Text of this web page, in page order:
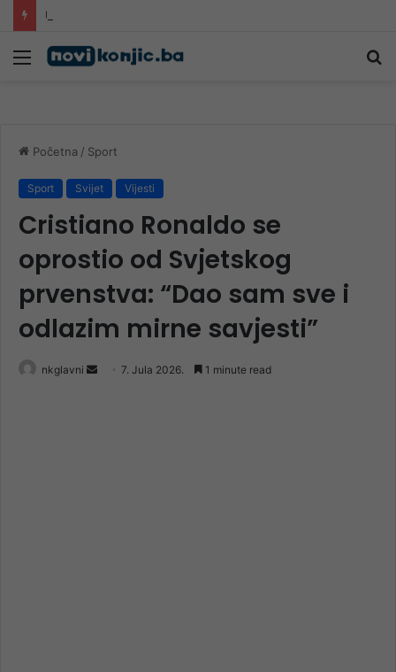
U nedjelju manifestacija “Drežanjsko ljeto”
Meni
Početna / Sport
Sport Svijet Vijesti
Cristiano Ronaldo se
oprostio od Svjetskog
prvenstva: “Dao sam sve i
odlazim mirne savjesti”
nkglavni
Send7. Jula 2026. 1 minute read